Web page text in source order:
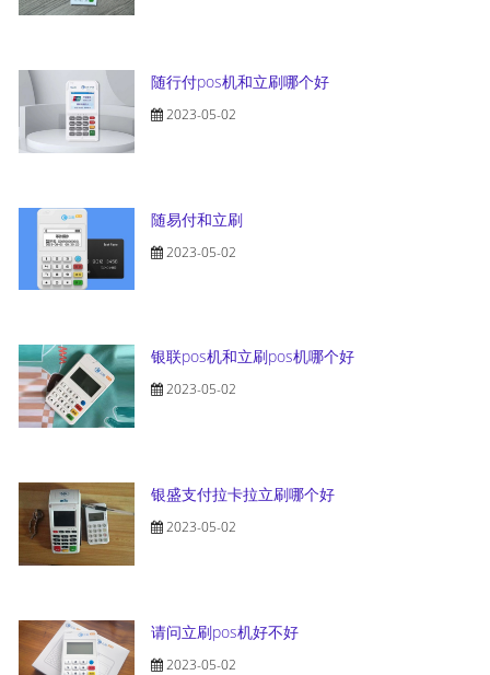
随行付pos机和立刷哪个好
2023-05-02
随易付和立刷
2023-05-02
银联pos机和立刷pos机哪个好
2023-05-02
银盛支付拉卡拉立刷哪个好
2023-05-02
请问立刷pos机好不好
2023-05-02